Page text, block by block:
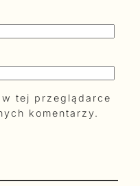
w tej przeglądarce
komentarzy.